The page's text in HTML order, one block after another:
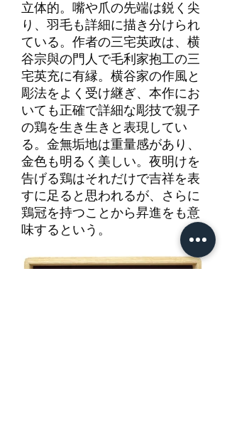
立体的。嘴や爪の先端は鋭く尖
り、羽毛も詳細に描き分けられ
ている。作者の三宅英政は、横
谷宗與の門人で毛利家抱工の三
宅英充に有縁。横谷家の作風と
彫法をよく受け継ぎ、本作にお
いても正確で詳細な彫技で親子
の鶏を生き生きと表現してい
る。金無垢地は重量感があり、
金色も明るく美しい。夜明けを
告げる鶏はそれだけで吉祥を表
すに足ると思われるが、さらに
鶏冠を持つことから昇進をも意
味するという。